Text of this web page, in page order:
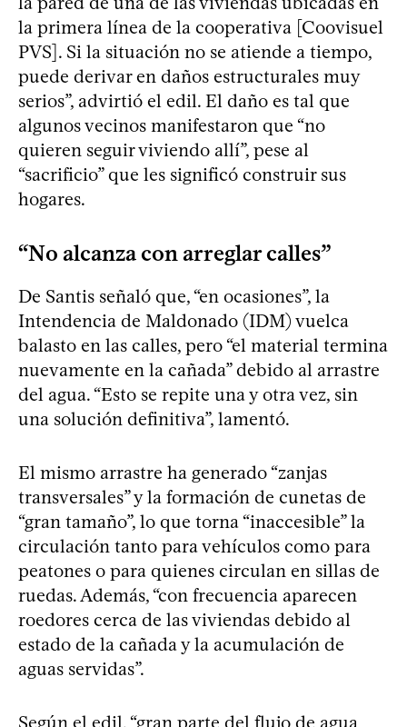
la primera línea de la cooperativa [Coovisuel
PVS]. Si la situación no se atiende a tiempo,
puede derivar en daños estructurales muy
serios”, advirtió el edil. El daño es tal que
algunos vecinos manifestaron que “no
quieren seguir viviendo allí”, pese al
“sacrificio” que les significó construir sus
hogares.
“No alcanza con arreglar calles”
De Santis señaló que, “en ocasiones”, la
Intendencia de Maldonado (IDM) vuelca
balasto en las calles, pero “el material termina
nuevamente en la cañada” debido al arrastre
del agua. “Esto se repite una y otra vez, sin
una solución definitiva”, lamentó.
El mismo arrastre ha generado “zanjas
transversales” y la formación de cunetas de
“gran tamaño”, lo que torna “inaccesible” la
circulación tanto para vehículos como para
peatones o para quienes circulan en sillas de
ruedas. Además, “con frecuencia aparecen
roedores cerca de las viviendas debido al
estado de la cañada y la acumulación de
aguas servidas”.
Según el edil, “gran parte del flujo de agua